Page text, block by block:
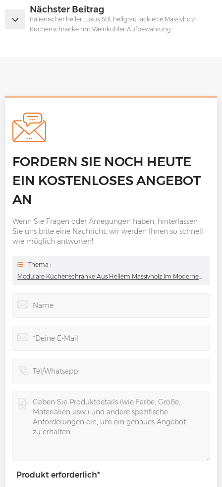
Nächster Beitrag
Italienischer heller Luxus-Stil, hellgrau lackierte Massivholz-
Küchenschränke mit Weinkühler-Aufbewahrung
FORDERN SIE NOCH HEUTE
EIN KOSTENLOSES ANGEBOT
AN
Wenn Sie Fragen oder Anregungen haben, hinterlassen
Sie uns bitte eine Nachricht, wir werden Ihnen so schnell
wie möglich antworten!
Thema :
Modulare Küchenschränke Aus Hellem Massivholz Im Modernen Stil
Produkt erforderlich*